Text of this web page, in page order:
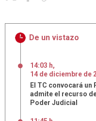
De un vistazo
14:03 h,
14 de diciembre de
El TC convocará
admite el recurso
Poder Judicial